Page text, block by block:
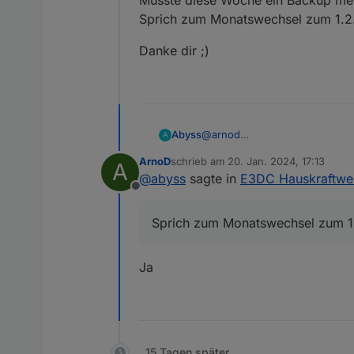
// Prüfen ob
if
if( (await
});
Sprich zum Monatswechsel zum
Danke dir ;)
A Abyss@arnod
So etwas hatte ich gehofft/
Musste diese Woche ein
Danke dir ;)
A
Offline
ArnoDschrieb am 20. Jan. 2024, 17:13
zuletzt editiert von
@abyss sagte in E3DC
Sprich zum Monatswechsel zum
Ja